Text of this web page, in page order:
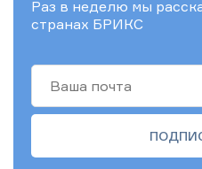
Раз в неделю мы
странах БРИКС